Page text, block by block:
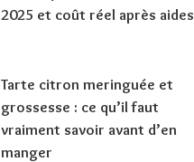
2025 et coût réel après aides
Tarte citron meringuée et
grossesse : ce qu’il faut
vraiment savoir avant d’en
manger